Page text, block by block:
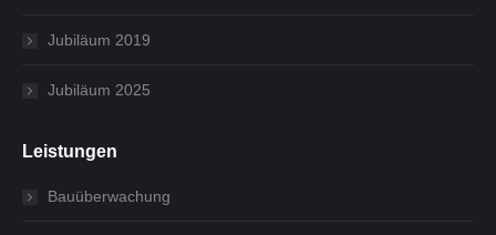
Jubiläum 2019
Jubiläum 2025
Leistungen
Bauüberwachung